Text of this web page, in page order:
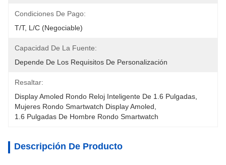
Condiciones De Pago:
T/T, L/C (negociable)
Capacidad De La Fuente:
Depende De Los Requisitos De Personalización
Resaltar:
Display Amoled Rondo Reloj Inteligente De 1.6 Pulgadas
Mujeres Rondo Smartwatch Display Amoled
1.6 Pulgadas De Hombre Rondo Smartwatch
Descripción De Producto